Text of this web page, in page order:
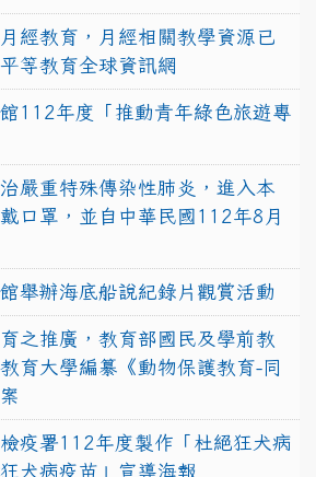
經教育，月經相關教學資源已
等教育全球資訊網
112年度「推動青年綠色旅遊專
嚴重特殊傳染性肺炎，進入本
口罩，並自中華民國112年8月
舉辦海底船說紀錄片觀賞活動
之推廣，教育部國民及學前教
育大學編纂《動物保護教育-同
疫署112年度製作「杜絕狂犬病
犬病疫苗」宣導海報